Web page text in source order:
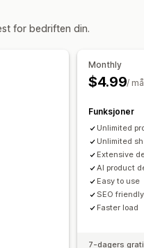
for bedriften din.
Monthly
$4.99/
Funksjoner
Unlimited
Unlimited
Extensive
AI product
Easy to use
SEO friendly
Faster load
7-dagers